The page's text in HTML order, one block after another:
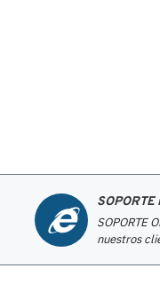
SOPORTE
SOPORTE
nuestros